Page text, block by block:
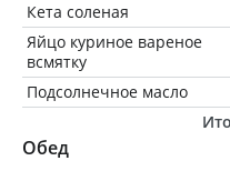
Кета соленая
Яйцо куриное вареное
всмятку
Подсолнечное масло
Обед